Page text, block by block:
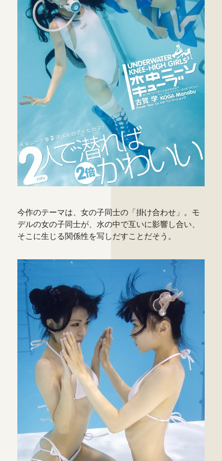
今作のテーマは、女の子同士の「掛け合わせ」。モ
デルの女の子同士が、水の中で互いに影響し合い、
そこに生じる関係性を写しだすことだそう。